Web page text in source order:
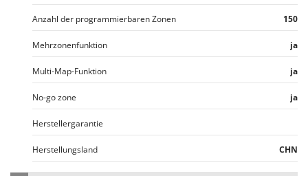
Anzahl der programmierbaren Zonen 150
Mehrzonenfunktion ja
Multi-Map-Funktion ja
No-go zone ja
Herstellergarantie
Herstellungsland CHN